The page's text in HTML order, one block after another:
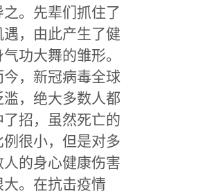
之。先辈们抓住了
遇，由此产生了健
气功大舞的雏形。
今，新冠病毒全球
滥，绝大多数人都
了招，虽然死亡的
例很小，但是对多
人的身心健康伤害
大。在抗击疫情